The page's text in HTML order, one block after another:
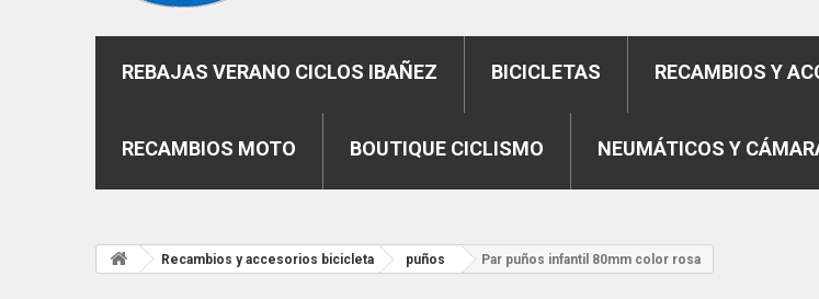
REBAJAS VERANO CICLOS IBAÑEZ BICICLETAS RECAMBIOS Y
RECAMBIOS MOTO BOUTIQUE CICLISMO NEUMÁTICOS Y
Recambios y accesorios bicicleta puños Par puños infantil 80mm color rosa